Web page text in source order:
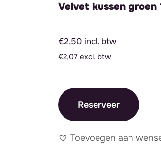
Velvet kussen groen
€2,50 incl. btw
€2,07 excl. btw
Reserveer
Toevoegen aan